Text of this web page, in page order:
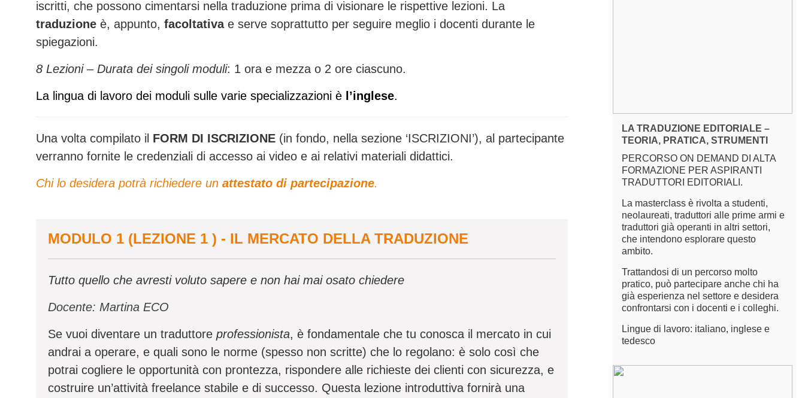
iscritti, che possono cimentarsi nella traduzione prima di visionare le rispettive lezioni. La
traduzione è, appunto, facoltativae serve soprattutto per seguire meglio i docenti durante le
spiegazioni.
8 Lezioni – Durata dei singoli moduli: 1 ora e mezza o 2 ore ciascuno.
La lingua di lavoro dei moduli sulle varie specializzazioni è l’inglese.
Una volta compilato il FORM DI ISCRIZIONE (in fondo, nella sezione ‘ISCRIZIONI’), al partecipante
verranno fornite le credenziali di accesso ai video e ai relativi materiali didattici.
Chi lo desidera potrà richiedere un attestato di partecipazione.
MODULO 1 (LEZIONE 1 ) - IL MERCATO DELLA TRADUZIONE
Tutto quello che avresti voluto sapere e non hai mai osato chiedere
Docente: Martina ECO
Se vuoi diventare un traduttore professionista, è fondamentale che tu conosca il mercato in cui
andrai a operare, e quali sono le norme (spesso non scritte) che lo regolano: è solo così che
potrai cogliere le opportunità con prontezza, rispondere alle richieste dei clienti con sicurezza, e
costruire un’attività freelance stabile e di successo. Questa lezione introduttiva fornirà una
LA TRADUZIONE EDITORIALE –
TEORIA, PRATICA, STRUMENTI
PERCORSO ON DEMAND DI ALTA
FORMAZIONE PER ASPIRANTI
TRADUTTORI EDITORIALI.
La masterclass è rivolta a studenti,
neolaureati, traduttori alle prime armi e
traduttori già operanti in altri settori,
che intendono esplorare questo
ambito.
Trattandosi di un percorso molto
pratico, può partecipare anche chi ha
già esperienza nel settore e desidera
confrontarsi con i docenti e i colleghi.
Lingue di lavoro: italiano, inglese e
tedesco